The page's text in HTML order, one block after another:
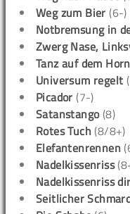
Weg zum Bier (6-)
Notbremsung in
Zwerg Nase,
Tanz auf dem Horn
Universum regelt
Picador (7-)
Satanstango(8)
Rotes Tuch (8/8+)
Elefantenrennen
Nadelkissenriss
Nadelkissenriss
Seitlicher